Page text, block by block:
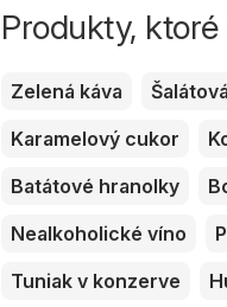
Produkty,
Zelená káva
Karamelový cukor
Batátové hranolky
Nealkoholické víno
Tuniak v konzerve